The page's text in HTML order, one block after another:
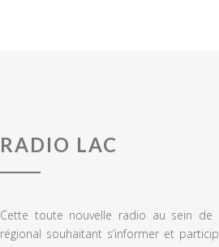
RADIO LAC
Cette toute nouvelle radio au sein de
régional souhaitant s’informer et